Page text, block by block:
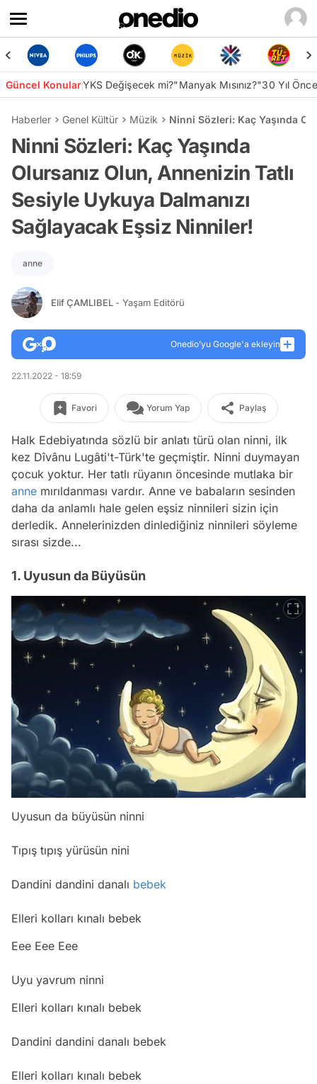
Güncel KonularYKS Değişecek mi?"Manyak Mısınız?"30 Yıl
Haberler Genel Kültür Müzik Ninni Sözleri: Kaç Yaşında
Ninni Sözleri: Kaç Yaşında
Olursanız Olun, Annenizin Tatlı
Sesiyle Uykuya Dalmanızı
Sağlayacak Eşsiz Ninniler!
anne
Elif ÇAMLIBEL - Yaşam Editörü
Onedio’yu Google'a ekleyin
22.11.2022 - 18:59
Favori Yorum Yap Paylaş
Halk Edebiyatında sözlü bir anlatı türü olan ninni, ilk
kez Dîvânu Lugâti't-Türk'te geçmiştir. Ninni duymayan
çocuk yoktur. Her tatlı rüyanın öncesinde mutlaka bir
anne mırıldanması vardır. Anne ve babaların sesinden
daha da anlamlı hale gelen eşsiz ninnileri sizin için
derledik. Annelerinizden dinlediğiniz ninnileri söyleme
sırası sizde...
1. Uyusun da Büyüsün
Uyusun da büyüsün ninni
Tıpış tıpış yürüsün nini
Dandini dandini danalı bebek
Elleri kolları kınalı bebek
Eee Eee Eee
Uyu yavrum ninni
Elleri kolları kınalı bebek
Dandini dandini danalı bebek
Elleri kolları kınalı bebek